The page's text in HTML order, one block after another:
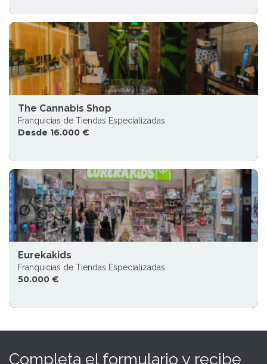
The Cannabis Shop
Franquicias de Tiendas Especializadas
Desde 16.000 €
Eurekakids
Franquicias de Tiendas Especializadas
50.000 €
Completa el formulario y recibe